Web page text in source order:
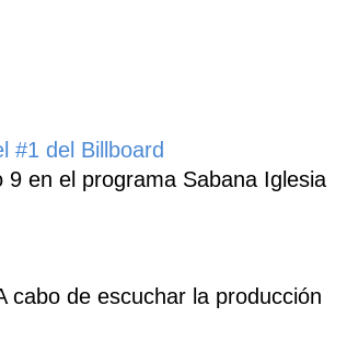
#1 del Billboard
en el programa Sabana Iglesia
cabo de escuchar la producción